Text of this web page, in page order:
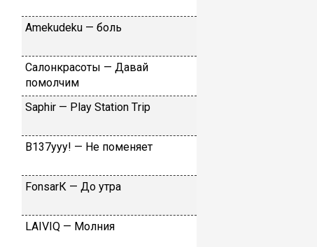
Аmеkudеku — бoль
Caлoнкpacoты — Дaвaй
пoмoлчим
Sарhir — Рlаy Stаtiоn Тriр
B137yyy! — He пoмeняeт
FоnsаrК — Дo утpa
LАIVIQ — Moлния